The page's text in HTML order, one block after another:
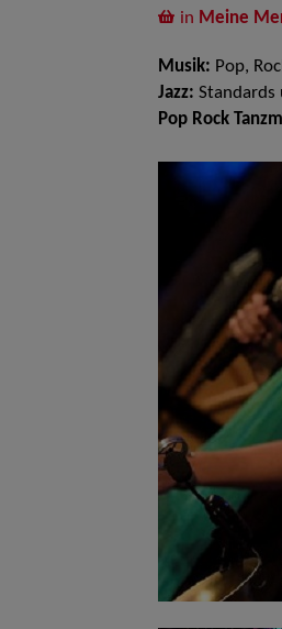
in Meine
Musik: Pop,
Jazz: Standards
Pop Rock